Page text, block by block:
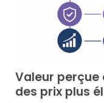
Valeur
des prix plus